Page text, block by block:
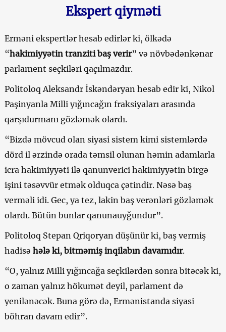
Ekspert qiyməti
Erməni ekspertlər hesab edirlər ki, ölkədə
“hakimiyyətin tranziti baş verir” və növbədənkənar
parlament seçkiləri qaçılmazdır.
Politoloq Aleksandr İskəndəryan hesab edir ki, Nikol
Paşinyanla Milli yığıncağın fraksiyaları arasında
qarşıdurmanı gözləmək olardı.
“Bizdə mövcud olan siyasi sistem kimi sistemlərdə
dörd il ərzində orada təmsil olunan həmin adamlarla
icra hakimiyyəti ilə qanunverici hakimiyyətin birgə
işini təsəvvür etmək olduqca çətindir. Nəsə baş
verməli idi. Gec, ya tez, lakin baş verənləri gözləmək
olardı. Bütün bunlar qanunauyğundur”.
Politoloq Stepan Qriqoryan düşünür ki, baş vermiş
hadisə hələ ki, bitməmiş inqilabın davamıdır.
“O, yalnız Milli yığıncağa seçkilərdən sonra bitəcək ki,
o zaman yalnız hökumət deyil, parlament də
yenilənəcək. Buna görə də, Ermənistanda siyasi
böhran davam edir”.